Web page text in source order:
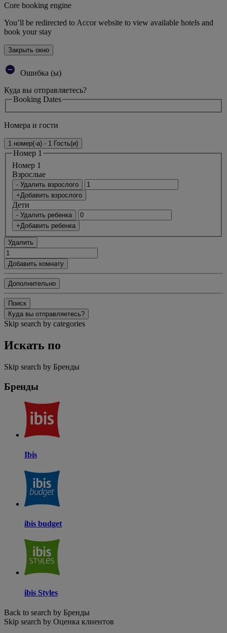
Core booking engine
You’ll be redirected to Accor website to view available hotels and
book your stay
Закрыть окно
Ошибка (ы)
Куда вы отправляетесь?
Booking Dates
Номера и гости
1 номер(-а) - 1 Гость(и)
Номер 1
Номер 1
Bзрослые
- Удалить взрослого
+Добавить взрослого
Дети
- Удалить ребенка
+Добавить ребенка
Удалить
Добавить комнату
Дополнительно
Поиск
Куда вы отправляетесь?
Skip search by categories
Искать по
Skip search by Бренды
Бренды
Ibis
ibis budget
ibis Styles
Back to search by Бренды
Skip search by Оценка клиентов